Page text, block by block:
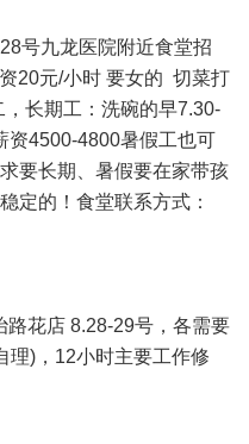
号九龙医院附近食堂招
20元/小时 要女的 切菜打
长期工：洗碗的早7.30-
资4500-4800暑假工也可
要长期、暑假要在家带孩
定的！食堂联系方式：
花店 8.28-29号，各需要
理)，12小时主要工作修